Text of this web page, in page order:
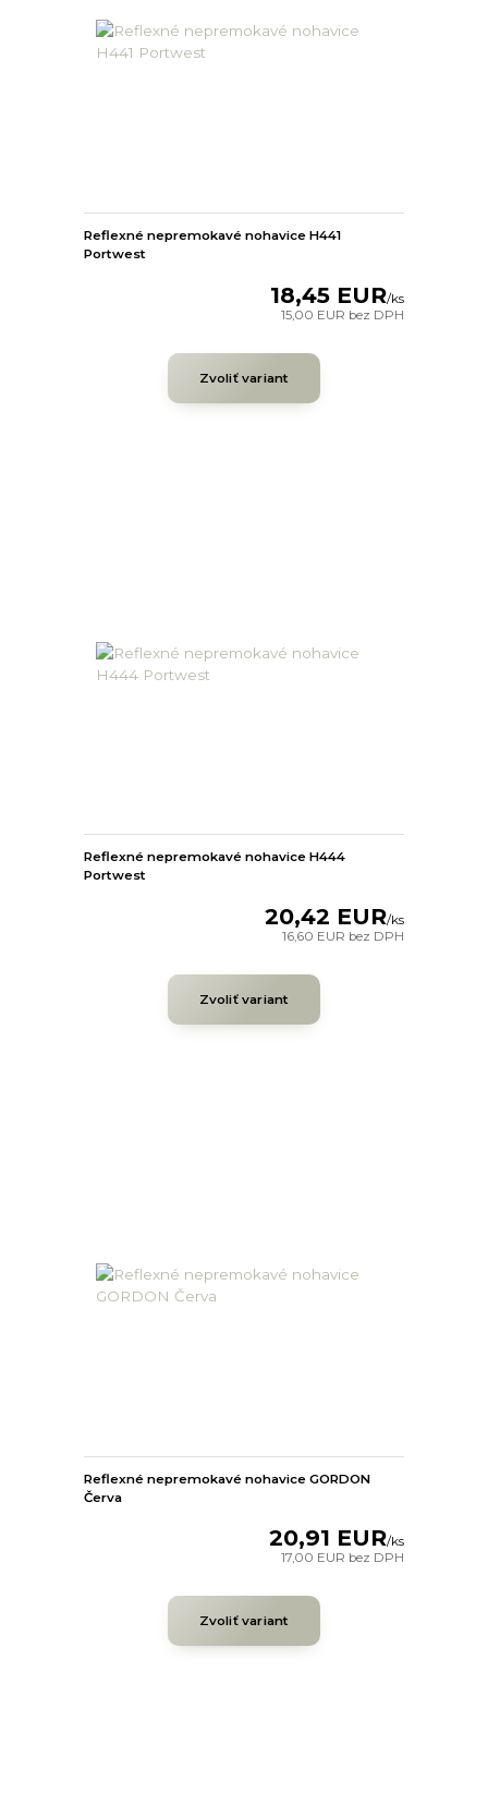
Reflexné nepremokavé nohavice H441
Portwest
18,45 EUR/ks
15,00 EUR bez DPH
Zvoliť variant
Reflexné nepremokavé nohavice H444
Portwest
20,42 EUR/ks
16,60 EUR bez DPH
Zvoliť variant
Reflexné nepremokavé nohavice GORDON
Červa
20,91 EUR/ks
17,00 EUR bez DPH
Zvoliť variant